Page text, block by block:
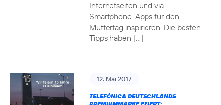
Internetseiten und via
Smartphone-Apps für den
Muttertag inspirieren. Die besten
Tipps haben […]
12. Mai 2017
TELEFÓNICA DEUTSCHLANDS
PREMIUMMARKE FEIERT: